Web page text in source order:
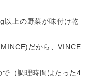
以上の野菜が味付け乾
MINCE)だから、VINCE
で（調理時間はたった4